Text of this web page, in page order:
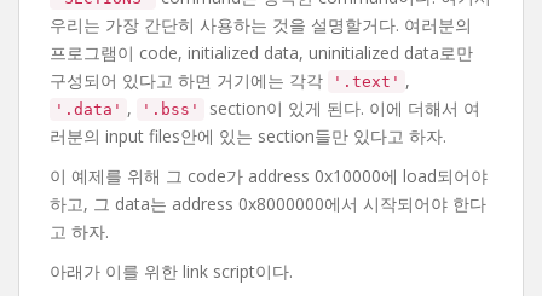
우리는 가장 간단히 사용하는 것을 설명할거다. 여러분의
프로그램이 code, initialized data, uninitialized data로만
구성되어 있다고 하면 거기에는 각각
'.text' ,
'.data' , '.bss'
section이 있게 된다. 이에 더해서 여
러분의 input files안에 있는 section들만 있다고 하자.
이 예제를 위해 그 code가 address 0x10000에 load되어야
하고, 그 data는 address 0x8000000에서 시작되어야 한다
고 하자.
아래가 이를 위한 link script이다.